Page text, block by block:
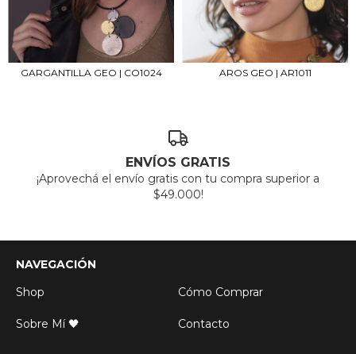
GARGANTILLA GEO | CO1024 AROS GEO | AR1011
ENVÍOS GRATIS
¡Aprovechá el envío gratis con tu compra superior a
$49.000!
NAVEGACIÓN
Shop
Cómo Comprar
Sobre Mí 🖤 Contacto